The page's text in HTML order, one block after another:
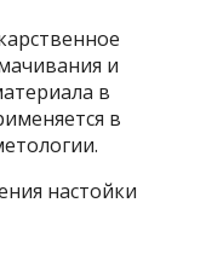
и
в
в
настойки